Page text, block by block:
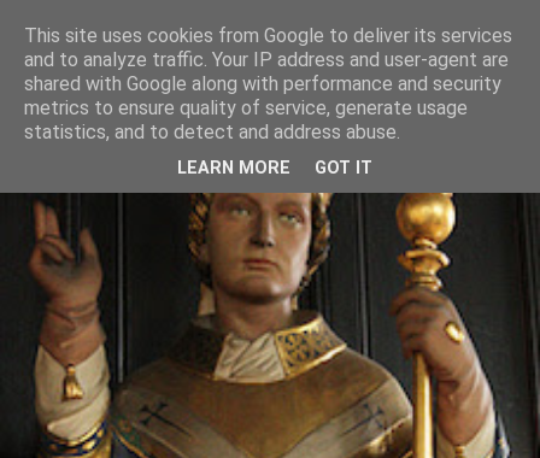
This site uses cookies from Google to deliver its services
and to analyze traffic. Your IP address and user-agent are
shared with Google along with performance and security
metrics to ensure quality of service, generate usage
statistics, and to detect and address abuse.
LEARN MORE GOT IT